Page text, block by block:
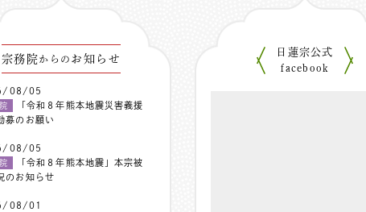
宗務院からの お知らせ
08/05
「令和８年熊本地震災害義援
募のお願い
08/05
「令和８年熊本地震」本宗被
のお知らせ
08/01
日蓮宗公式
facebook